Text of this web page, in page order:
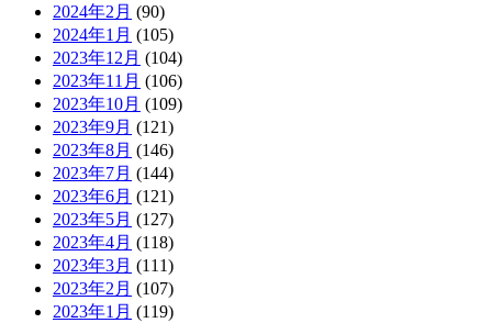
2024年2月 (90)
2024年1月 (105)
2023年12月 (104)
2023年11月 (106)
2023年10月 (109)
2023年9月 (121)
2023年8月 (146)
2023年7月 (144)
2023年6月 (121)
2023年5月 (127)
2023年4月 (118)
2023年3月 (111)
2023年2月 (107)
2023年1月 (119)